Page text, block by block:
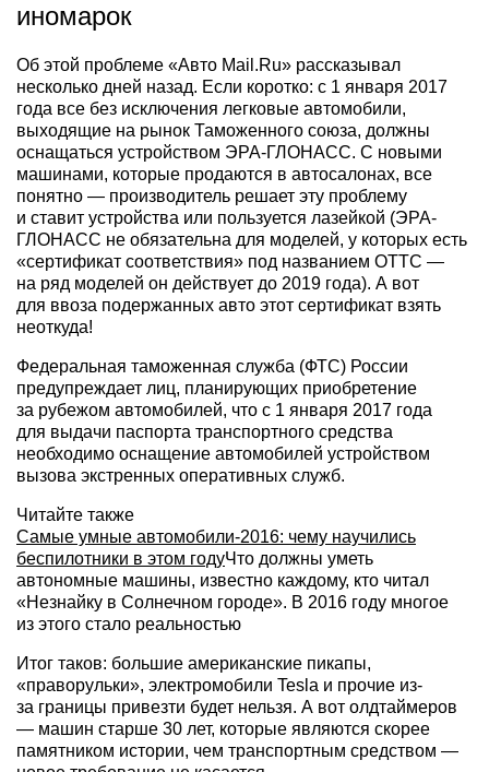
иномарок
Об этой проблеме «Авто Mail.Ru» рассказывал
несколько дней назад. Если коротко: с 1 января 2017
года все без исключения легковые автомобили,
выходящие на рынок Таможенного союза, должны
оснащаться устройством ЭРА-ГЛОНАСС. С новыми
машинами, которые продаются в автосалонах, все
понятно — производитель решает эту проблему
и ставит устройства или пользуется лазейкой (ЭРА-
ГЛОНАСС не обязательна для моделей, у которых есть
«сертификат соответствия» под названием ОТТС —
на ряд моделей он действует до 2019 года). А вот
для ввоза подержанных авто этот сертификат взять
неоткуда!
Федеральная таможенная служба (ФТС) России
предупреждает лиц, планирующих приобретение
за рубежом автомобилей, что с 1 января 2017 года
для выдачи паспорта транспортного средства
необходимо оснащение автомобилей устройством
вызова экстренных оперативных служб.
Читайте также
Самые умные автомобили-2016: чему научились
беспилотники в этом годуЧто должны уметь
автономные машины, известно каждому, кто читал
«Незнайку в Солнечном городе». В 2016 году многое
из этого стало реальностью
Итог таков: большие американские пикапы,
«праворульки», электромобили Tesla и прочие из-
за границы привезти будет нельзя. А вот олдтаймеров
— машин старше 30 лет, которые являются скорее
памятником истории, чем транспортным средством —